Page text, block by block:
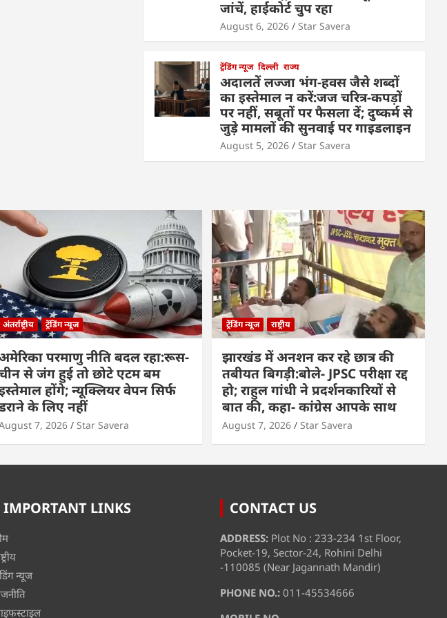
जांचें, हाईकोर्ट चुप रहा
August 6, 2026 Star Savera
ट्रेंडिंग न्यूज दिल्ली राज्य
अदालतें लज्जा भंग-हवस जैसे शब्दों
का इस्तेमाल न करें:जज चरित्र-कपड़ों
पर नहीं, सबूतों पर फैसला दें; दुष्कर्म से
जुड़े मामलों की सुनवाई पर गाइडलाइन
August 5, 2026 Star Savera
अंतर्राष्ट्रीय ट्रेंडिंग न्यूज
परमाणु नीति बदल रहा:रूस-
से जंग हुई तो छोटे एटम बम
होंगे; न्यूक्लियर वेपन सिर्फ
के लिए नहीं
7, 2026 Star Savera
ट्रेंडिंग न्यूज राष्ट्रीय
झारखंड में अनशन कर रहे छात्र की
तबीयत बिगड़ी:बोले- JPSC परीक्षा रद्द
हो; राहुल गांधी ने प्रदर्शनकारियों से
बात की, कहा- कांग्रेस आपके साथ
August 7, 2026 Star Savera
IMPORTANT LINKS
न्यूज
CONTACT US
ADDRESS: Plot No : 233-234 1st Floor,
Pocket-19, Sector-24, Rohini Delhi
-110085 (Near Jagannath Mandir)
PHONE NO.: 011-45534666